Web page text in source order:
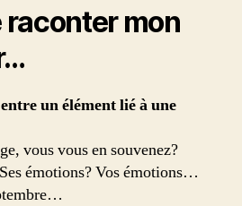
raconter mon
un élément lié à une
vous vous en souvenez?
émotions? Vos émotions…